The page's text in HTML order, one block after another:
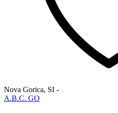
Nova Gorica, SI -
A.B.C. GO